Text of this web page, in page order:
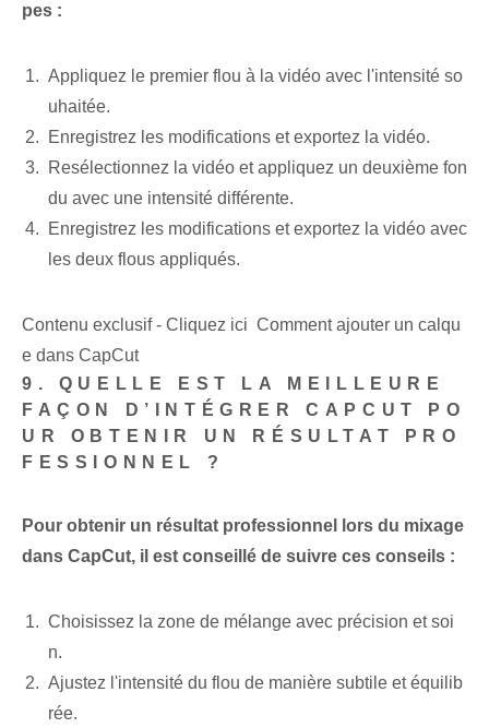
pes :
Appliquez le premier flou à la vidéo⁤ avec l'intensité so
uhaitée.
Enregistrez les modifications et exportez la vidéo.
Resélectionnez la vidéo et appliquez un deuxième fon
du avec une intensité différente.
Enregistrez les modifications et exportez la vidéo avec
les deux flous appliqués.
Contenu exclusif - Cliquez ici Comment ajouter un calqu
e dans CapCut
9. QUELLE EST LA MEILLEURE
FAÇON D’INTÉGRER CAPCUT PO
UR OBTENIR UN RÉSULTAT PRO
FESSIONNEL ?
Pour obtenir un résultat professionnel lors du mixage
dans CapCut, il est conseillé de suivre ces conseils :
Choisissez la zone de mélange avec précision et soi
n.
Ajustez l'intensité du flou de manière subtile et équilib
rée.